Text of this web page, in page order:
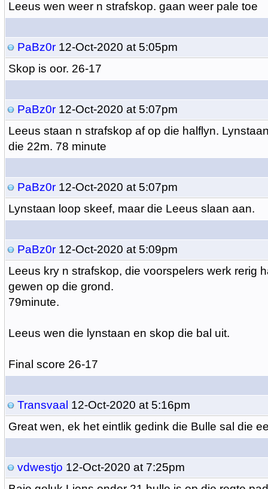
Leeus wen weer n strafskop. gaan weer pale toe
PaBz0r12-Oct-2020 at 5:05pm
Skop is oor. 26-17
PaBz0r12-Oct-2020 at 5:07pm
Leeus staan n strafskop af op die halflyn.
die 22m. 78 minute
PaBz0r12-Oct-2020 at 5:07pm
Lynstaan loop skeef, maar die Leeus slaan aan.
PaBz0r12-Oct-2020 at 5:09pm
Leeus kry n strafskop, die voorspelers werk rerig
gewen op die grond.
79minute.
Leeus wen die lynstaan en skop die bal uit.
Final score 26-17
Transvaal 12-Oct-2020 at 5:16pm
Great wen, ek het eintlik gedink die Bulle sal die
vdwestjo 12-Oct-2020 at 7:25pm